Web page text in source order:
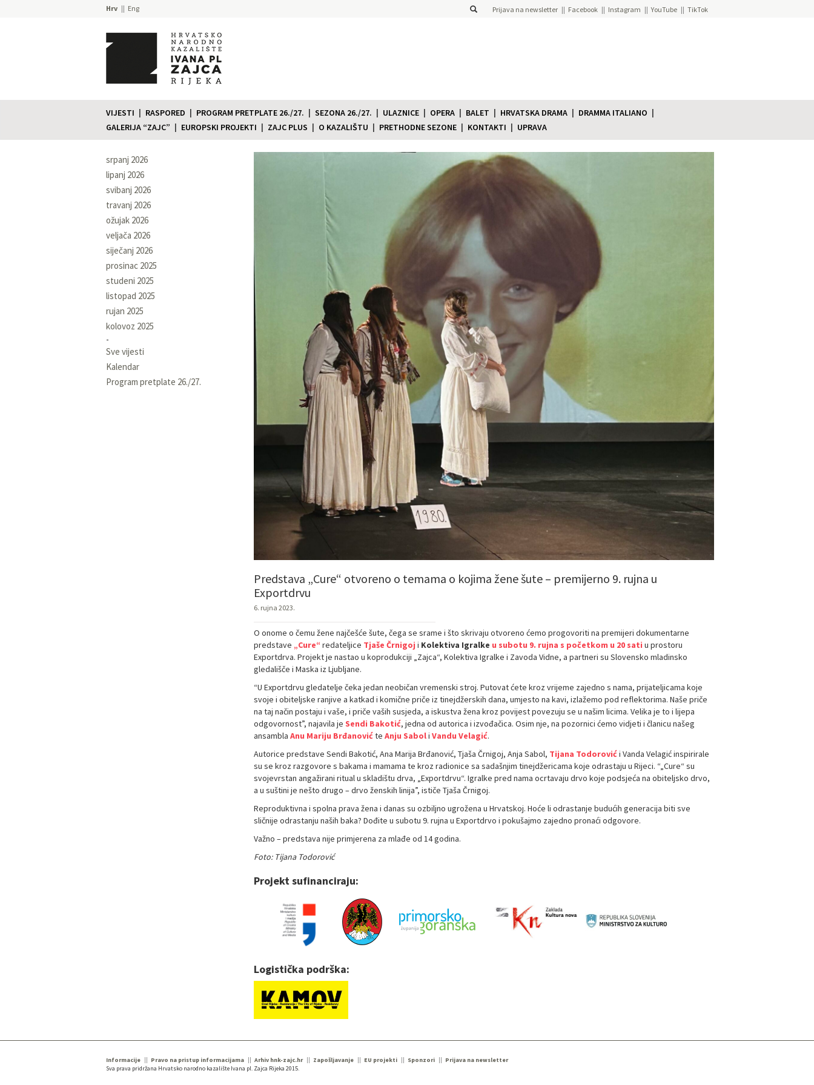
Hrv Eng Prijava na newsletter Facebook Instagram YouTube TikTok
VIJESTI RASPORED PROGRAM PRETPLATE 26./27. SEZONA 26./27. ULAZNICE OPERA BALET HRVATSKA DRAMA
DRAMMA ITALIANO
GALERIJA “ZAJC”
EUROPSKI PROJEKTI ZAJC PLUS O KAZALIŠTU PRETHODNE SEZONE KONTAKTI UPRAVA
srpanj 2026
lipanj 2026
svibanj 2026
travanj 2026
ožujak 2026
veljača 2026
siječanj 2026
prosinac 2025
studeni 2025
listopad 2025
rujan 2025
kolovoz 2025
Sve vijesti
Kalendar
Program pretplate 26./27.
Predstava „Cure“ otvoreno o temama o kojima žene šute – premijerno 9. rujna u
Exportdrvu
6. rujna 2023.
O onome o čemu žene najčešće šute, čega se srame i što skrivaju otvoreno ćemo progovoriti na premijeri dokumentarne
predstave „Cure“ redateljice Tjaše Črnigoj i Kolektiva Igralke u subotu 9. rujna s početkom u 20 sati u prostoru
Exportdrva. Projekt je nastao u koprodukciji „Zajca“, Kolektiva Igralke i Zavoda Vidne, a partneri su Slovensko mladinsko
gledališče i Maska iz Ljubljane.
“U Exportdrvu gledatelje čeka jedan neobičan vremenski stroj. Putovat ćete kroz vrijeme zajedno s nama, prijateljicama koje
svoje i obiteljske ranjive a katkad i komične priče iz tinejdžerskih dana, umjesto na kavi, izlažemo pod reflektorima. Naše priče
na taj način postaju i vaše, i priče vaših susjeda, a iskustva žena kroz povijest povezuju se u našim licima. Velika je to i lijepa
odgovornost”, najavila je Sendi Bakotić, jedna od autorica i izvođačica. Osim nje, na pozornici ćemo vidjeti i članicu našeg
ansambla Anu Mariju Brđanovićte Anju Saboli Vandu Velagić.
Autorice predstave Sendi Bakotić, Ana Marija Brđanović, Tjaša Črnigoj, Anja Sabol, Tijana Todorovići Vanda Velagić inspirirale
su se kroz razgovore s bakama i mamama te kroz radionice sa sadašnjim tinejdžericama koje odrastaju u Rijeci. “„Cure“ su
svojevrstan angažirani ritual u skladištu drva, „Exportdrvu“. Igralke pred nama ocrtavaju drvo koje podsjeća na obiteljsko drvo,
a u suštini je nešto drugo – drvo ženskih linija”, ističe Tjaša Črnigoj.
Reproduktivna i spolna prava žena i danas su ozbiljno ugrožena u Hrvatskoj. Hoće li odrastanje budućih generacija biti sve
sličnije odrastanju naših baka? Dođite u subotu 9. rujna u Exportdrvo i pokušajmo zajedno pronaći odgovore.
Važno – predstava nije primjerena za mlađe od 14 godina.
Foto: Tijana Todorović
Projekt sufinanciraju:
Logistička podrška:
Informacije Pravo na pristup informacijama Arhiv hnk-zajc.hr Zapošljavanje EU projekti Sponzori
Prijava na newsletter
Sva prava pridržana Hrvatsko narodno kazalište Ivana pl. Zajca Rijeka 2015.